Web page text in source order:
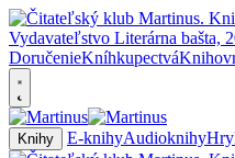
DoručenieKníhkupectvá
Knihy E-knihyAudioknihyHry